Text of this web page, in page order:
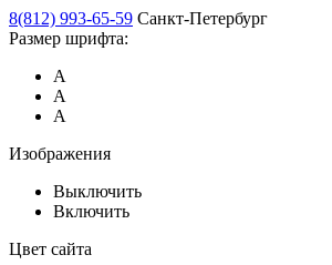
8(812) 993-65-59 Санкт-Петербург
Размер шрифта:
А
А
А
Изображения
Выключить
Включить
Цвет сайта